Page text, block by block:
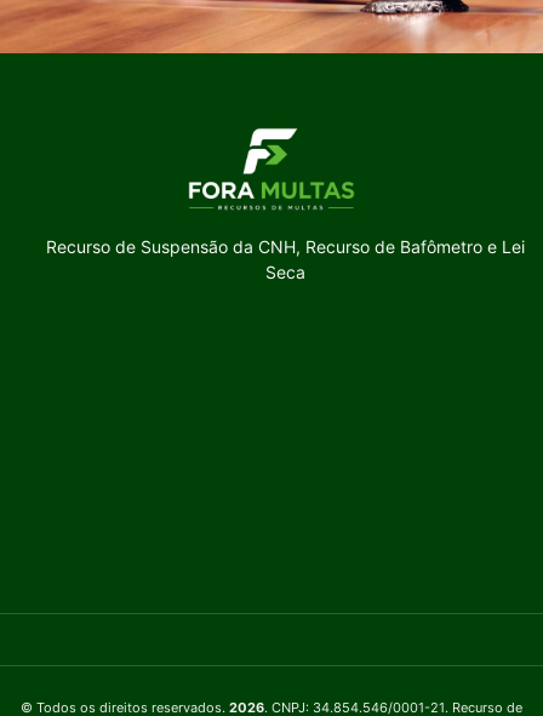
Recurso de Suspensão da CNH, Recurso de Bafômetro e Lei
Seca
© Todos os direitos reservados. 2026. CNPJ: 34.854.546/0001-21. Recurso de